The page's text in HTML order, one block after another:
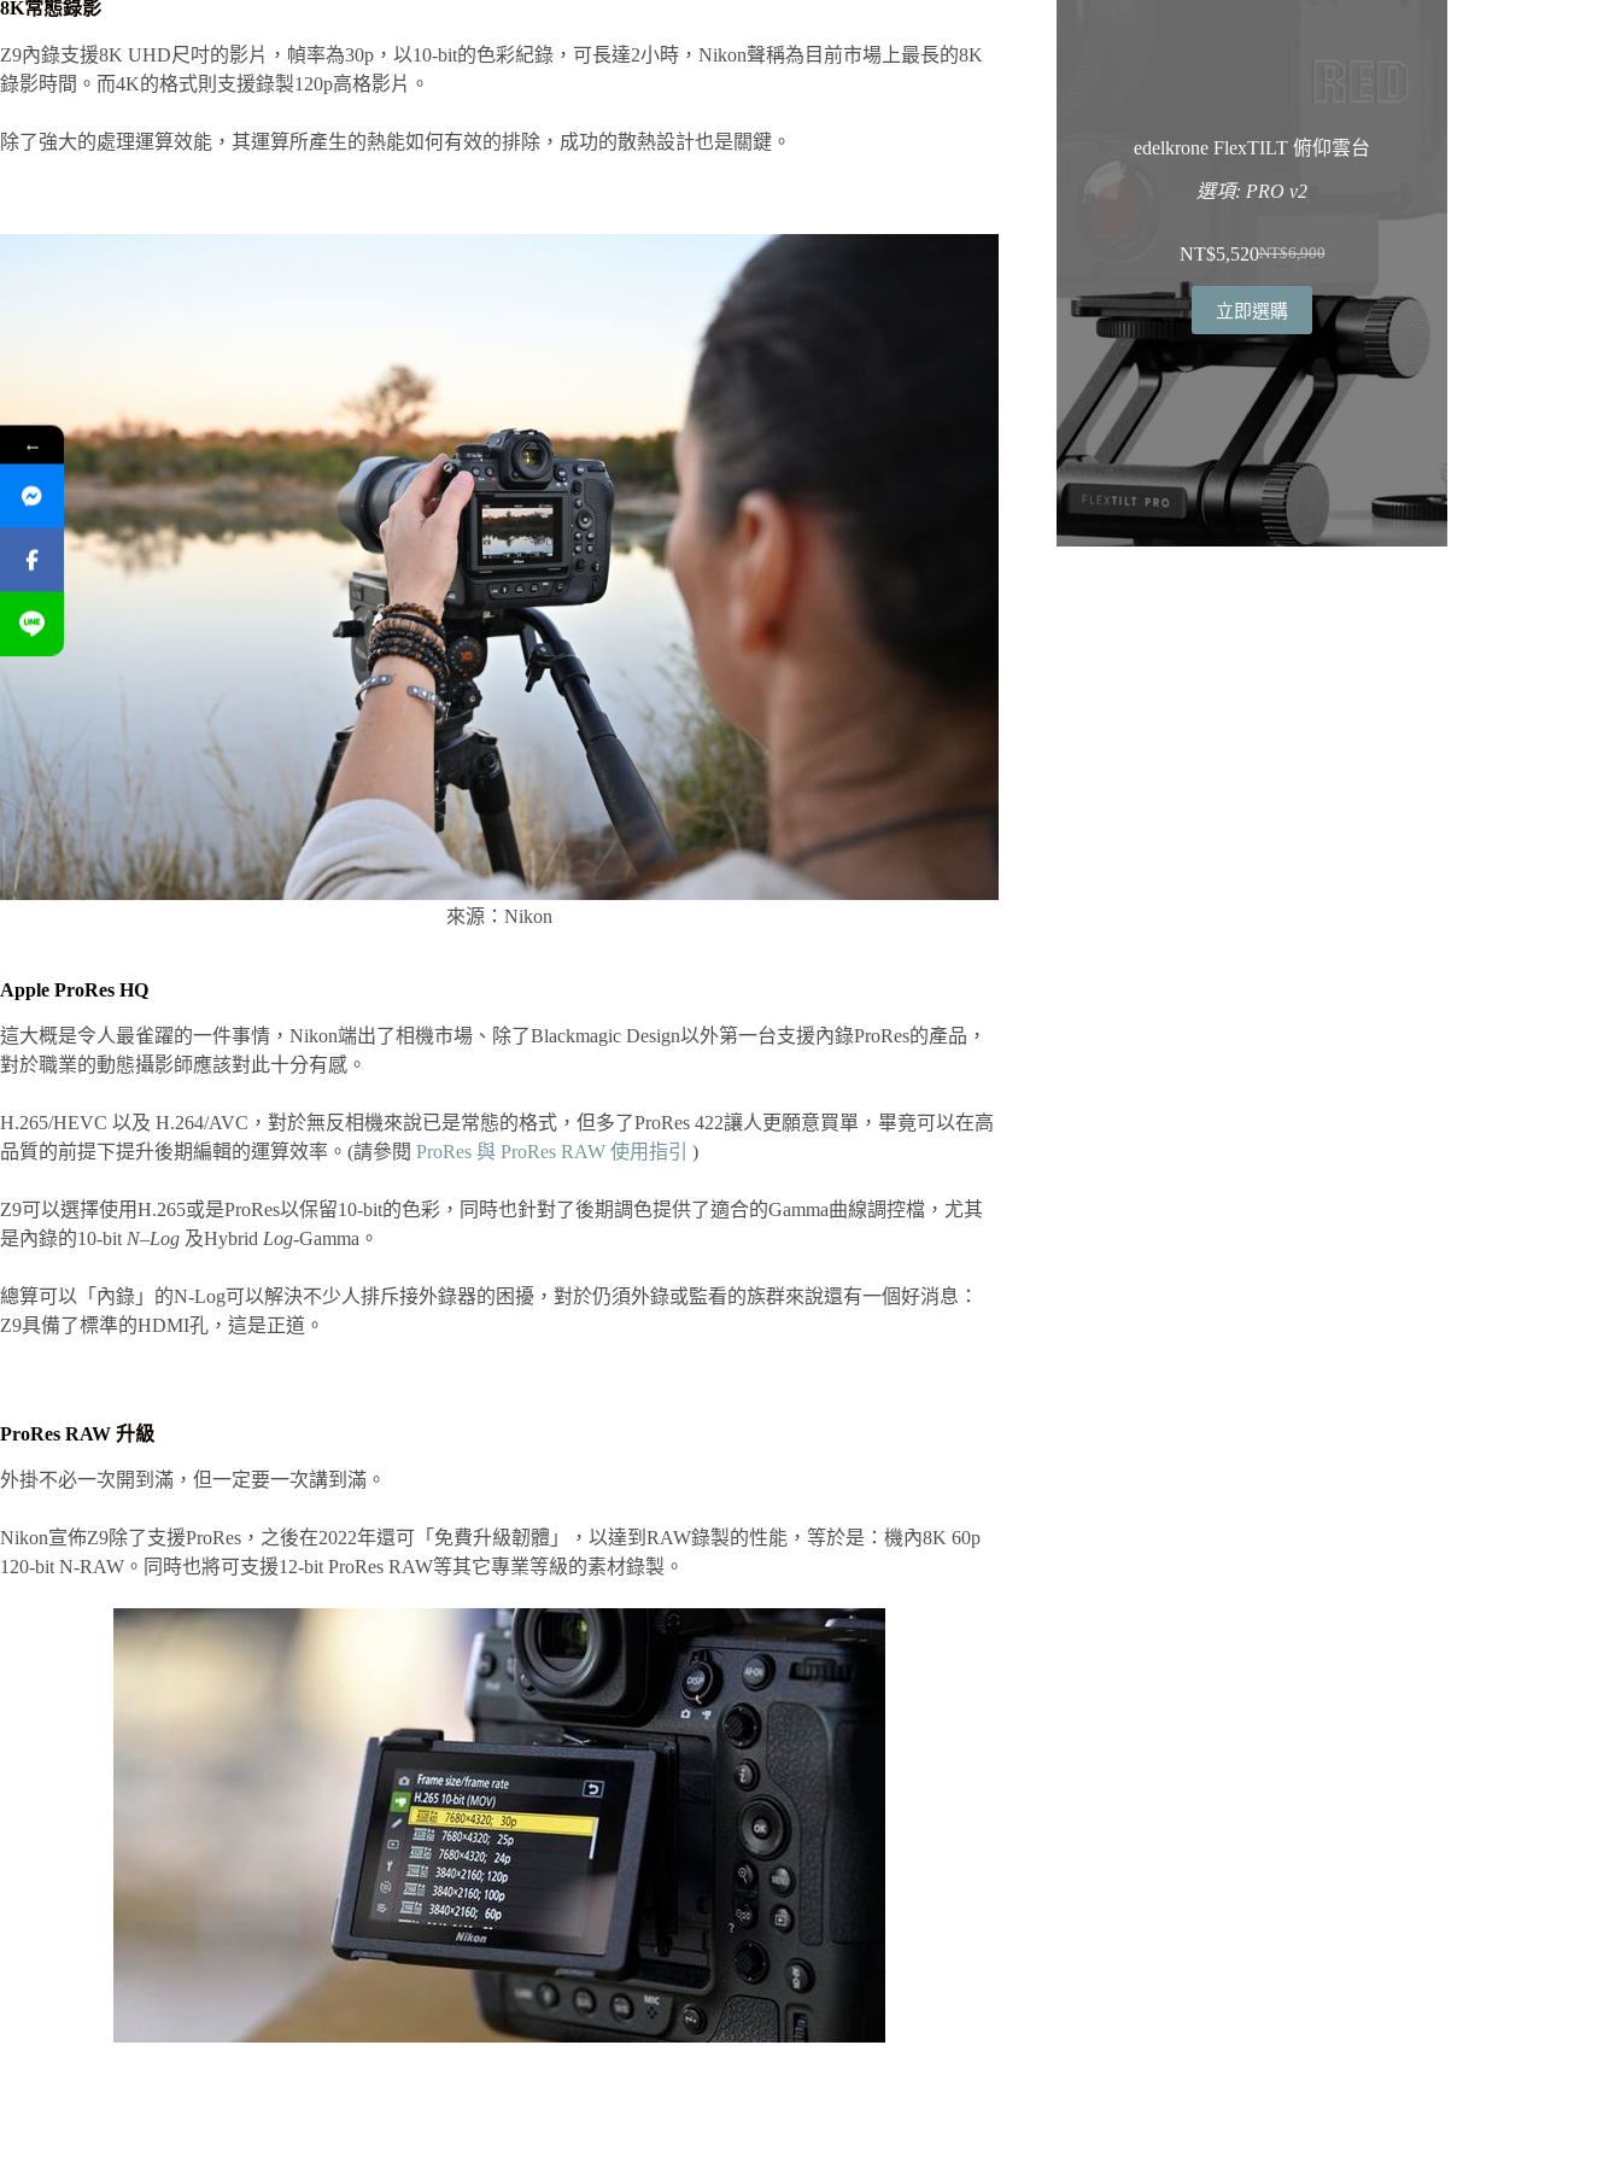
8K常態錄影
Z9內錄支援8K UHD尺吋的影片，幀率為30p，以10-bit的色彩紀錄，可長達2小時，Nikon聲稱為目前市場上最長的8K
錄影時間。而4K的格式則支援錄製120p高格影片。
除了強大的處理運算效能，其運算所產生的熱能如何有效的排除，成功的散熱設計也是關鍵。
來源：Nikon
Apple ProRes HQ
這大概是令人最雀躍的一件事情，Nikon端出了相機市場、除了Blackmagic Design以外第一台支援內錄ProRes的產品，
對於職業的動態攝影師應該對此十分有感。
H.265/HEVC 以及 H.264/AVC，對於無反相機來說已是常態的格式，但多了ProRes 422讓人更願意買單，畢竟可以在高
品質的前提下提升後期編輯的運算效率。(請參閱 ProRes 與 ProRes RAW 使用指引 )
Z9可以選擇使用H.265或是ProRes以保留10-bit的色彩，同時也針對了後期調色提供了適合的Gamma曲線調控檔，尤其
是內錄的10-bit N–Log 及Hybrid Log-Gamma。
總算可以「內錄」的N-Log可以解決不少人排斥接外錄器的困擾，對於仍須外錄或監看的族群來說還有一個好消息：
Z9具備了標準的HDMI孔，這是正道。
ProRes RAW 升級
外掛不必一次開到滿，但一定要一次講到滿。
Nikon宣佈Z9除了支援ProRes，之後在2022年還可「免費升級韌體」，以達到RAW錄製的性能，等於是：機內8K 60p
120-bit N-RAW。同時也將可支援12-bit ProRes RAW等其它專業等級的素材錄製。
edelkrone FlexTILT 俯仰雲台
選項: PRO v2
NT$6,900
原
始
價
格：
NT$6,900。
NT$5,520目
前
價
格：
NT$5,520。
立即選購
←